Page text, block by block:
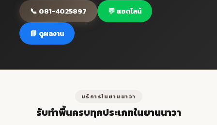
📞 081-4025897 💬 แอดไลน์
📘 ดูผลงาน
บริการในยานนาวา
รับทำพื้นครบทุกประเภทในยานนาวา